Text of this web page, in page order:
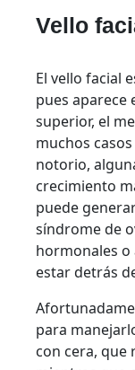
Vello
El vello facial
pues aparece
superior, el
muchos
notorio,
crecimiento
puede
síndrome de
hormonales o
estar detrás
para
con cera, que